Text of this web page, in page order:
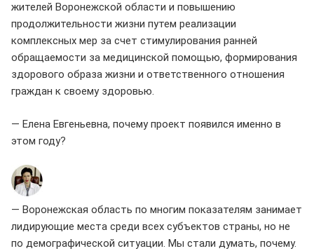
жителей Воронежской области и повышению
продолжительности жизни путем реализации
комплексных мер за счет стимулирования ранней
обращаемости за медицинской помощью, формирования
здорового образа жизни и ответственного отношения
граждан к своему здоровью.
— Елена Евгеньевна, почему проект появился именно в
этом году?
— Воронежская область по многим показателям занимает
лидирующие места среди всех субъектов страны, но не
по демографической ситуации. Мы стали думать, почему.